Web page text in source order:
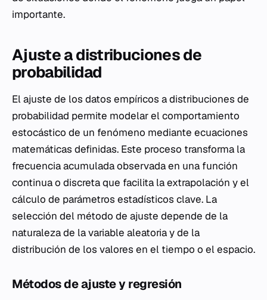
importante.
Ajuste a distribuciones de
probabilidad
El ajuste de los datos empíricos a distribuciones de
probabilidad permite modelar el comportamiento
estocástico de un fenómeno mediante ecuaciones
matemáticas definidas. Este proceso transforma la
frecuencia acumulada observada en una función
continua o discreta que facilita la extrapolación y el
cálculo de parámetros estadísticos clave. La
selección del método de ajuste depende de la
naturaleza de la variable aleatoria y de la
distribución de los valores en el tiempo o el espacio.
Métodos de ajuste y regresión